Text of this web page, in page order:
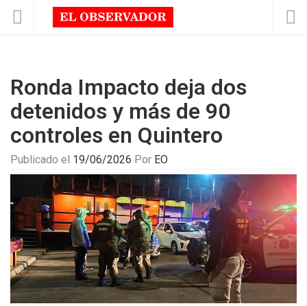
Ronda Impacto deja dos
detenidos y más de 90
controles en Quintero
Publicado el 19/06/2026 Por EO